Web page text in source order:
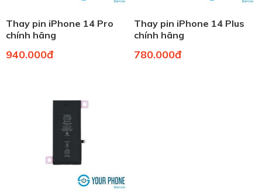
Thay pin iPhone 14 Pro
chính hãng
940.000đ
Thay pin iPhone 14 Plus
chính hãng
780.000đ